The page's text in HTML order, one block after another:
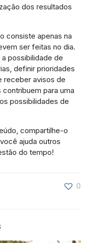
dos resultados
consiste apenas na
ser feitas no dia.
possibilidade de
definir prioridades
receber avisos de
para uma
possibilidades de
compartilhe-o
ajuda outros
do tempo!
0